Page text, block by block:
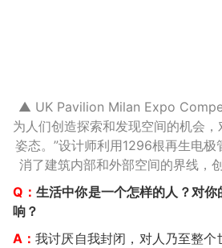
▲ UK Pavilion Milan Expo
为人们创造探索和发现空间的机会
姿态。”设计师利用1296根再生电
消了建筑内部和外部空间的界线，
Q： 生活中你是一个怎样的人？对
响？
A：我讨厌自我封闭，对人乃至整